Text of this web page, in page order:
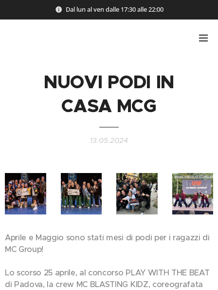
Dal lun al ven dalle 17:30 alle 22:00
NUOVI PODI IN
CASA MCG
13.05.2024
Aprile e Maggio sono stati mesi di podi per i ragazzi di
MC Group! 🏆​
Lo scorso 25 aprile, al concorso PLAY WITH THE BEAT
di Padova, la crew MC BLASTING KIDZ, coreografata